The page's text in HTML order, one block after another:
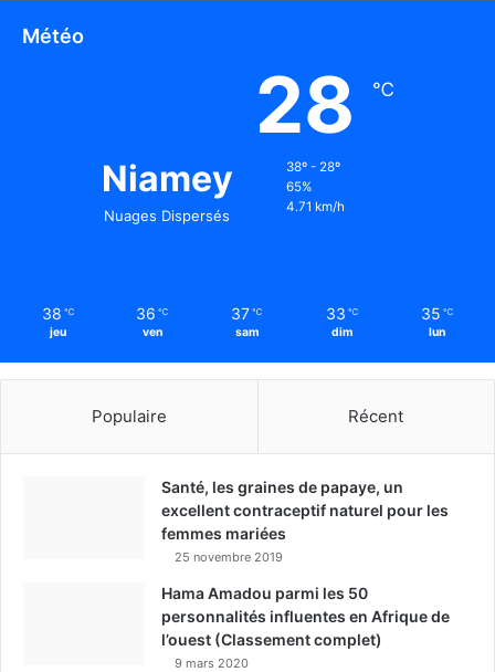
Météo
Niamey
Nuages Dispersés
28 ℃
38º - 28º
65%
4.71 km/h
38 ℃
jeu
36 ℃
ven
37 ℃
sam
33 ℃
dim
35 ℃
lun
Populaire Récent
Santé, les graines de papaye, un
excellent contraceptif naturel pour les
femmes mariées
25 novembre 2019
Hama Amadou parmi les 50
personnalités influentes en Afrique de
l’ouest (Classement complet)
9 mars 2020